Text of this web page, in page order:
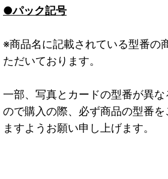
●パック記号
※商品名に記載されている型番の
ただいております。
一部、写真とカードの型番が異
ので購入の際、必ず商品の型番を
ますようお願い申し上げます。